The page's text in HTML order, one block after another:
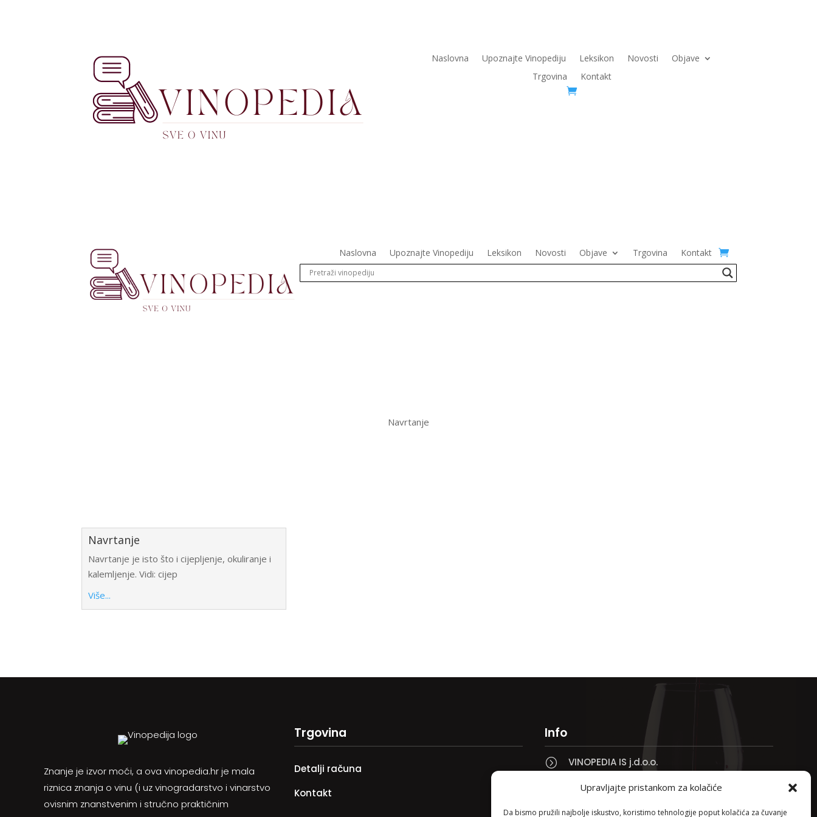
Upravljajte pristankom za kolačiće
Da bismo pružili najbolje iskustvo, koristimo tehnologije poput kolačića za čuvanje
Naslovna Upoznajte Vinopediju Leksikon Novosti
Objave
Trgovina
Kontakt
Naslovna Upoznajte Vinopediju Leksikon Novosti Objave Trgovina Kontakt
Navrtanje
Navrtanje
Navrtanje je isto što i cijepljenje, okuliranje i
kalemljenje. Vidi: cijep
Više...
Znanje je izvor moći, a ova vinopedia.hr je mala
riznica znanja o vinu (i uz vinogradarstvo i vinarstvo
ovisnim znanstvenim i stručno praktičnim
Trgovina
Detalji računa
Kontakt
Info
= VINOPEDIA IS j.d.o.o.
Taklo 3, 51250 Novi Vinodolski
 Bojana +385 91 738 3613